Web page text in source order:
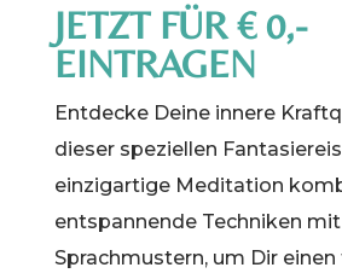
JETZT FÜR € 0,-
EINTRAGEN
Entdecke Deine innere
dieser speziellen
einzigartige Meditation
entspannende Techniken
Sprachmustern, um Dir